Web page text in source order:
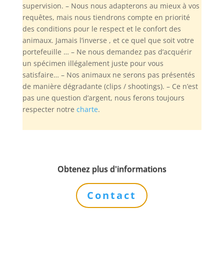
supervision. – Nous nous adapterons au mieux à vos
requêtes, mais nous tiendrons compte en priorité
des conditions pour le respect et le confort des
animaux. Jamais l’inverse , et ce quel que soit votre
portefeuille … – Ne nous demandez pas d’acquérir
un spécimen illégalement juste pour vous
satisfaire… – Nos animaux ne serons pas présentés
de manière dégradante (clips / shootings). – Ce n’est
pas une question d’argent, nous ferons toujours
respecter notre charte.
Obtenez plus d'informations
Contact